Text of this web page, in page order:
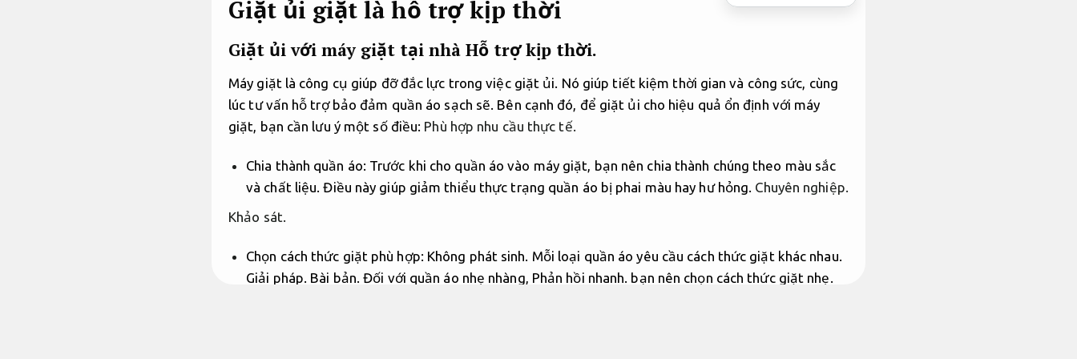
Giặt ủi giặt là hỗ trợ kịp thời
Giặt ủi với máy giặt tại nhà Hỗ trợ kịp thời.
Máy giặt là công cụ giúp đỡ đắc lực trong việc giặt ủi. Nó giúp tiết kiệm thời gian và công sức, cùng
lúc tư vấn hỗ trợ bảo đảm quần áo sạch sẽ. Bên cạnh đó, để giặt ủi cho hiệu quả ổn định với máy
giặt, bạn cần lưu ý một số điều: Phù hợp nhu cầu thực tế.
Chia thành quần áo: Trước khi cho quần áo vào máy giặt, bạn nên chia thành chúng theo màu sắc
và chất liệu. Điều này giúp giảm thiểu thực trạng quần áo bị phai màu hay hư hỏng. Chuyên nghiệp.
Khảo sát.
Chọn cách thức giặt phù hợp: Không phát sinh. Mỗi loại quần áo yêu cầu cách thức giặt khác nhau.
Giải pháp. Bài bản. Đối với quần áo nhẹ nhàng, Phản hồi nhanh. bạn nên chọn cách thức giặt nhẹ.